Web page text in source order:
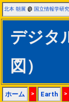
北本 朝展 @ 国立情報学研
デジタ
図）
ホーム > Earth >